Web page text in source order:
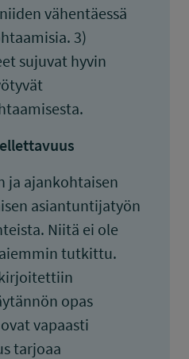
vähentäessä
3)
sujuvat hyvin
ja ajankohtaisen
asiantuntijatyön
Niitä ei ole
tutkittu.
opas
vapaasti
tarjoaa